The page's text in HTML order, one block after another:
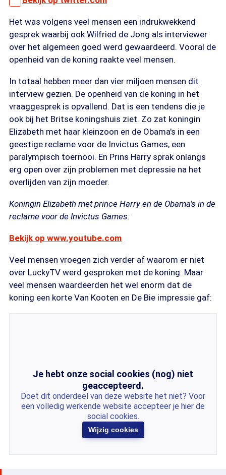
Het was volgens veel mensen een indrukwekkend
gesprek waarbij ook Wilfried de Jong als interviewer
over het algemeen goed werd gewaardeerd. Vooral de
openheid van de koning raakte veel mensen.
In totaal hebben meer dan vier miljoen mensen dit
interview gezien. De openheid van de koning in het
vraaggesprek is opvallend. Dat is een tendens die je
ook bij het Britse koningshuis ziet. Zo zat koningin
Elizabeth met haar kleinzoon en de Obama's in een
geestige reclame voor de Invictus Games, een
paralympisch toernooi. En Prins Harry sprak onlangs
erg open over zijn problemen met depressie na het
overlijden van zijn moeder.
Koningin Elizabeth met prince Harry en de Obama's in de
reclame voor de Invictus Games:
Bekijk op www.youtube.com
Veel mensen vroegen zich verder af waarom er niet
over LuckyTV werd gesproken met de koning. Maar
veel mensen waardeerden het wel enorm dat de
koning een korte Van Kooten en De Bie impressie gaf:
Je hebt onze social cookies (nog) niet
geaccepteerd.
Doet dit onderdeel van deze website het niet? Voor
een volledig werkende website accepteer je hier de
social cookies.
Wijzig cookies